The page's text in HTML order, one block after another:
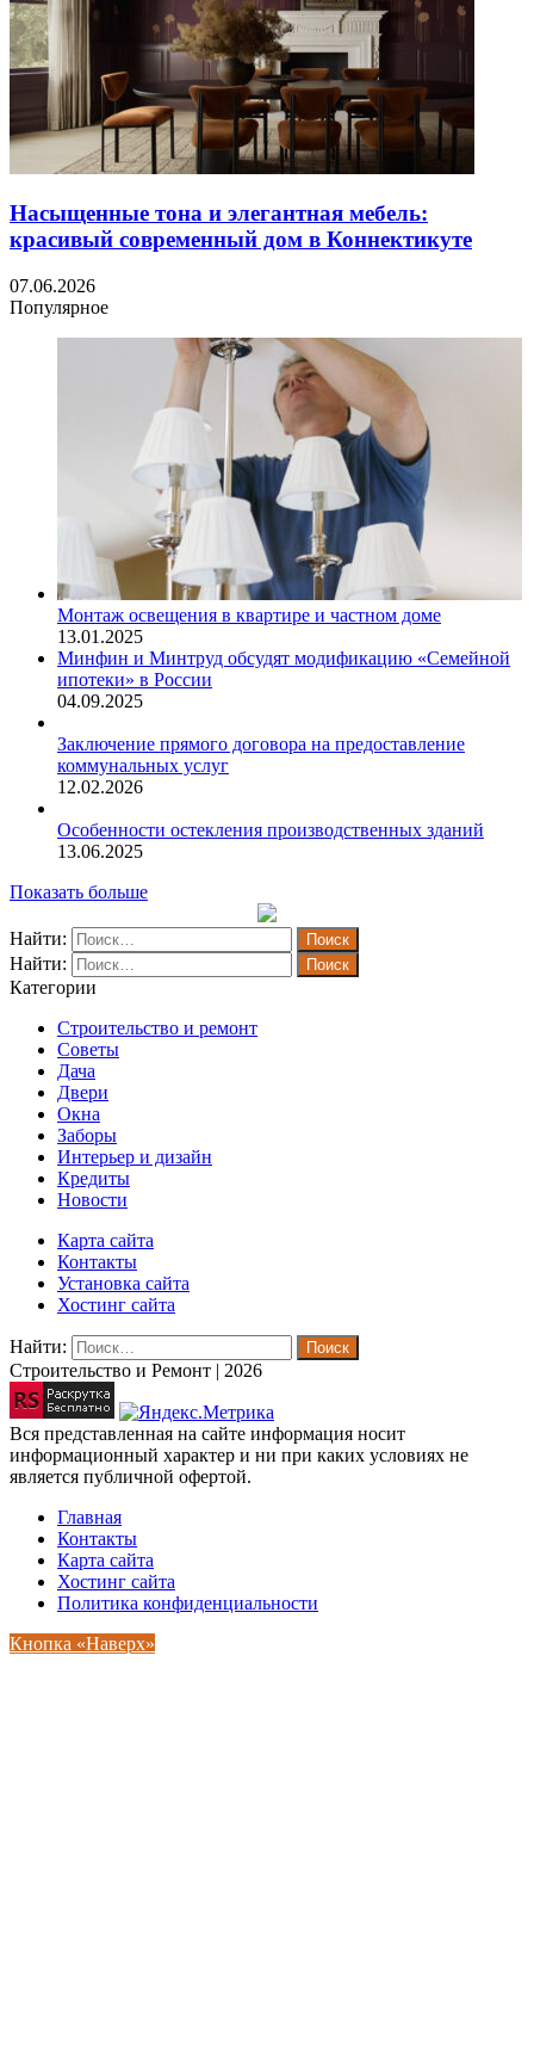
Насыщенные тона и элегантная мебель:
красивый современный дом в Коннектикуте
07.06.2026
Популярное
Монтаж освещения в квартире и частном доме
13.01.2025
Минфин и Минтруд обсудят модификацию «Семейной
ипотеки» в России
04.09.2025
Заключение прямого договора на предоставление
коммунальных услуг
12.02.2026
Особенности остекления производственных зданий
13.06.2025
Показать больше
Найти:
Найти:
Категории
Строительство и ремонт
Советы
Дача
Двери
Окна
Заборы
Интерьер и дизайн
Кредиты
Новости
Карта сайта
Контакты
Установка сайта
Хостинг сайта
Найти:
Строительство и Ремонт | 2026
Вся представленная на сайте информация носит
информационный характер и ни при каких условиях не
является публичной офертой.
Главная
Контакты
Карта сайта
Хостинг сайта
Политика конфиденциальности
Кнопка «Наверх»